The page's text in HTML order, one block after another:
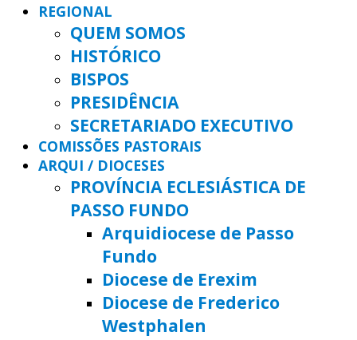
REGIONAL
QUEM SOMOS
HISTÓRICO
BISPOS
PRESIDÊNCIA
SECRETARIADO EXECUTIVO
COMISSÕES PASTORAIS
ARQUI / DIOCESES
PROVÍNCIA ECLESIÁSTICA DE
PASSO FUNDO
Arquidiocese de Passo
Fundo
Diocese de Erexim
Diocese de Frederico
Westphalen